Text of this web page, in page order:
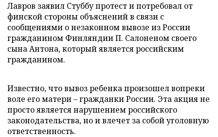
Лавров заявил Стуббу протест и потребовал от
финской стороны объяснений в связи с
сообщениями о незаконном вывозе из России
гражданином Финляндии П. Салоненом своего
сына Антона, который является российским
гражданином.
Известно, что вывоз ребенка произошел вопреки
воле его матери – гражданки России. Эта акция не
просто является нарушением российского
законодательства, но и влечет за собой уголовную
ответственность.